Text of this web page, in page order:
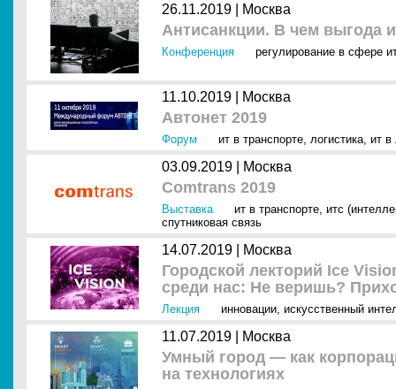
26.11.2019 | Москва
Антисанкции. В чем выгода
Конференция регулирование в сфере
11.10.2019 | Москва
Автонет 2019
Форум ит в транспорте, логистика, ит в
03.09.2019 | Москва
Comtrans 2019
Выставка ит в транспорте, итс
спутниковая связь
14.07.2019 | Москва
Городской лекторий Ice
среди нас: Не веришь?
Лекция инновации, искусственный
11.07.2019 | Москва
Умный город — как
на технологиях